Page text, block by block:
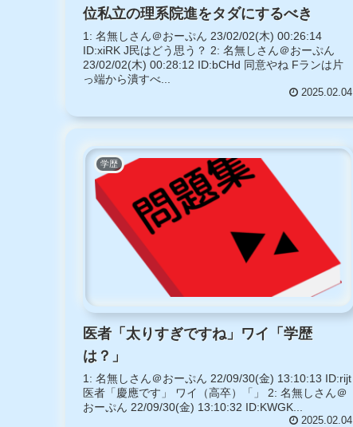
位私立の理系院進をタダにするべき
1: 名無しさん＠おーぷん 23/02/02(木) 00:26:14
ID:xiRK J民はどう思う？ 2: 名無しさん＠おーぷん
23/02/02(木) 00:28:12 ID:bCHd 同意やね Fランは片
っ端から潰すべ...
2025.02.04
学歴
医者「太りすぎですね」ワイ「学歴
は？」
1: 名無しさん＠おーぷん 22/09/30(金) 13:10:13 ID:rijt
医者「慶應です」 ワイ（高卒）「」 2: 名無しさん＠
おーぷん 22/09/30(金) 13:10:32 ID:KWGK...
2025.02.04